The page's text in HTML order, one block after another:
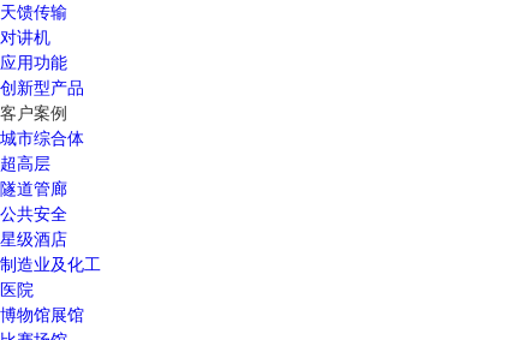
天馈传输
对讲机
应用功能
创新型产品
客户案例
城市综合体
超高层
隧道管廊
公共安全
星级酒店
制造业及化工
医院
博物馆展馆